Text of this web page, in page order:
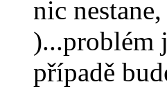
nic
)...problém
případě